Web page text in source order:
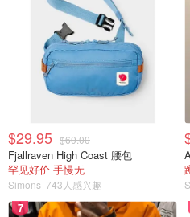
$29.95 $60.00
Fjallraven High Coast 腰包
罕见好价 手慢无
Simons 743人感兴趣
7